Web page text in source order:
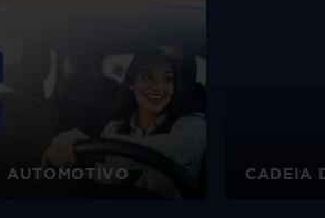
AUTOMOTIVO CADEIA